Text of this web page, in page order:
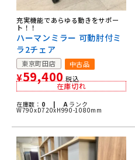
充実機能であらゆる動きをサポー
ト！！
ハーマンミラー 可動肘付ミ
ラ2チェア
東京町田店 中古品
¥59,400 税込
在庫切れ
在庫数： 0 | Aランク
W790xD720xH990-1080mm